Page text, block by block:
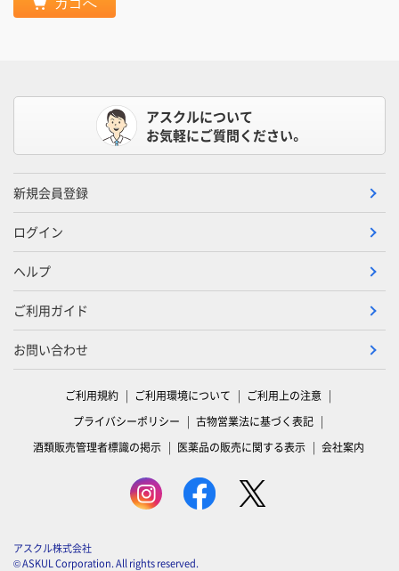
カゴへ
アスクルについて
お気軽にご質問ください。
新規会員登録
ログイン
ヘルプ
ご利用ガイド
お問い合わせ
ご利用規約 ご利用環境について
ご利用上の注意
プライバシーポリシー
古物営業法に基づく表記
酒類販売管理者標識の掲示
医薬品の販売に関する表示 会社案内
アスクル株式会社
© ASKUL Corporation. All rights reserved.